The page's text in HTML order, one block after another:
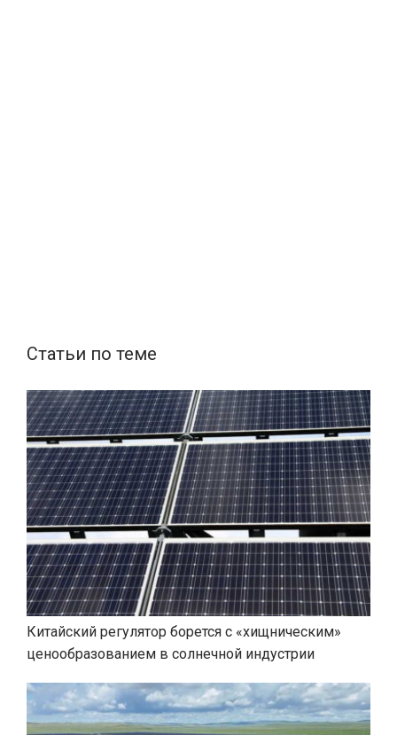
Статьи по теме
Китайский регулятор борется с «хищническим»
ценообразованием в солнечной индустрии